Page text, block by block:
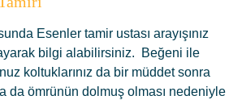
Esenler tamir ustası arayışınız
bilgi alabilirsiniz. Beğeni ile
koltuklarınız da bir müddet sonra
da ömrünün dolmuş olması nedeniyle